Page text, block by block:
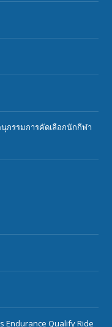
กรรมการคัดเลือกนักกีฬา
Endurance Qualify Ride